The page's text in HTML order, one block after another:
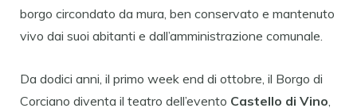
borgo circondato da mura, ben conservato e mantenuto
vivo dai suoi abitanti e dall’amministrazione comunale.
Da dodici anni, il primo week end di ottobre, il Borgo di
Corciano diventa il teatro dell’evento Castello di Vino